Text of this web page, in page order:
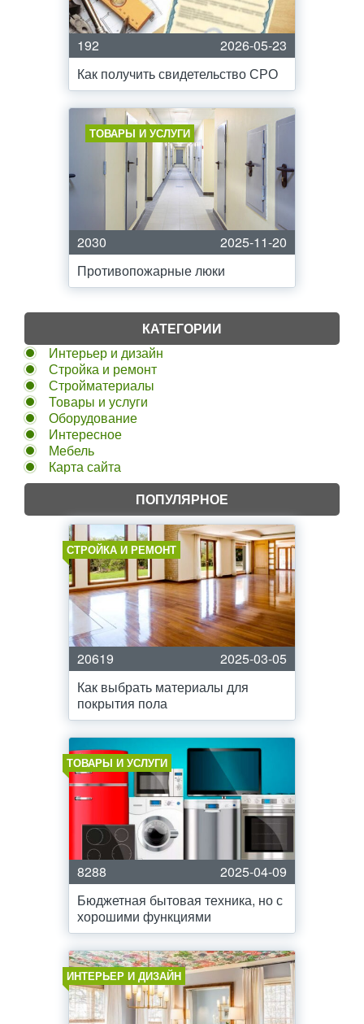
192
2026-05-23
Как получить свидетельство СРО
ТОВАРЫ И УСЛУГИ
2030
2025-11-20
Противопожарные люки
КАТЕГОРИИ
Интерьер и дизайн
Стройка и ремонт
Стройматериалы
Товары и услуги
Оборудование
Интересное
Мебель
Карта сайта
ПОПУЛЯРНОЕ
СТРОЙКА И РЕМОНТ
20619
2025-03-05
Как выбрать материалы для
покрытия пола
ТОВАРЫ И УСЛУГИ
8288
2025-04-09
Бюджетная бытовая техника, но с
хорошими функциями
ИНТЕРЬЕР И ДИЗАЙН